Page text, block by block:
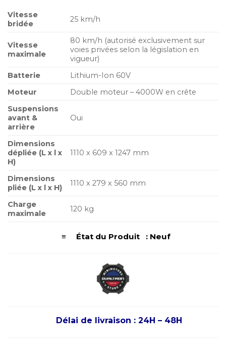
Vitesse
bridée
25 km/h
Vitesse
maximale
80 km/h (autorisé exclusivement sur
voies privées selon la législation en
vigueur)
Batterie
Lithium-Ion 60V
Moteur
Double moteur – 4000W en crête
Suspensions
avant &
arrière
Oui
Dimensions
dépliée (L x l x
H)
1110 x 609 x 1247 mm
Dimensions
pliée (L x l x H)
1110 x 279 x 560 mm
Charge
maximale
120 kg
≡ État du Produit : Neuf
Délai de livraison : 24H – 48H